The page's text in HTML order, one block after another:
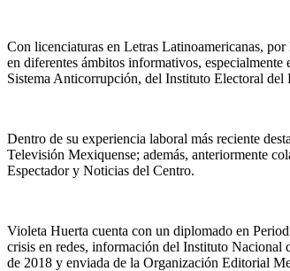
Con licenciaturas en Letras Latinoamericanas,
en diferentes ámbitos informativos,
Sistema Anticorrupción, del Instituto Electoral
Dentro de su experiencia laboral más reciente
Televisión Mexiquense; además, anteriormente
Espectador y Noticias del Centro.
Violeta Huerta cuenta con un diplomado en
crisis en redes, información del Instituto Nacional
de 2018 y enviada de la Organización Editorial